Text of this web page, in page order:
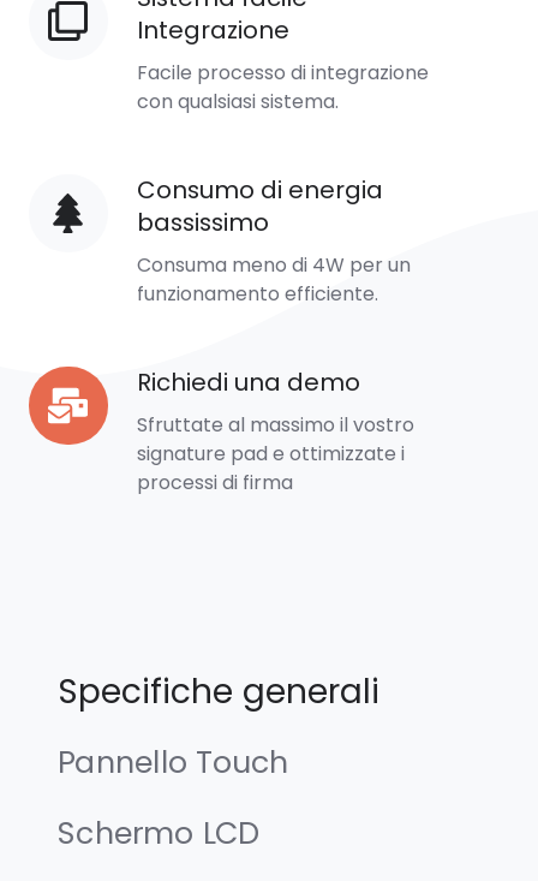
Integrazione
Facile processo di integrazione
con qualsiasi sistema.
facile
Integrazione
Consumo di energia
bassissimo
Consuma meno di 4W per un
funzionamento efficiente.
Consumo
bassissimo
Richiedi una demo
Sfruttate al massimo il vostro
signature pad e ottimizzate i
processi di firma
Richiedi
una
demo
Specifiche generali
Pannello Touch
Schermo LCD